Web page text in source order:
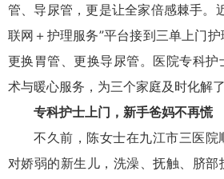
管、导尿管，更是让全家倍感棘手。
联网＋护理服务”平台接到三单上门护
更换胃管、更换导尿管。医院专科
术与暖心服务，为三个家庭及时化解了
专科护士上门，新手爸妈不再慌
不久前，陈女士在九江市三医
对娇弱的新生儿，洗澡、抚触、脐部